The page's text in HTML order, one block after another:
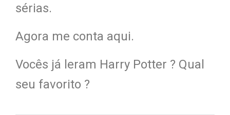
sérias.
Agora me conta aqui.
Vocês já leram Harry Potter ? Qual
seu favorito ?